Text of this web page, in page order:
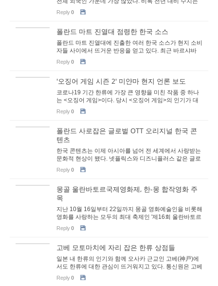
다소 감소했으나, 2021년과 2022년을 제외한 201...
Reply0
폴란드 마트 진열대 점령한 한국 소스
폴란드 마트 진열대에 진출한 여러 한국 소스가 현지 소비
자들 사이에서 뜨거운 반응을 얻고 있다. 최근 바르샤바
시내 대형 슈퍼마켓을 방문해 보면 김치 소스, ...
Reply0
'오징어 게임 시즌 2' 미얀마 현지 언론 보도
코로나19 기간 한류에 가장 큰 영향을 미친 작품 중 하나
는 <오징어 게임>이다. 당시 <오징어 게임>의 인기가 대
단했던 미얀마에서도 현지 아이들이 한국어로 ...
Reply0
폴란드 사로잡은 글로벌 OTT 오리지널 한국 콘
텐츠
한국 콘텐츠는 이제 아시아를 넘어 전 세계에서 사랑받는
문화적 현상이 됐다. 넷플릭스와 디즈니플러스 같은 글로
벌 OTT 플랫폼은 한국의 드라마, 영화, 다큐멘...
Reply0
몽골 울란바토르국제영화제, 한-몽 합작영화 주
목
지난 10월 16일부터 22일까지 몽골 영화예술인을 비롯해
영화를 사랑하는 모두의 최대 축제인 '제16회 울란바토르
국제영화제(Ulaanbaatar International Film...
Reply0
고베 모토마치에 자리 잡은 한류 상점들
일본 내 한류의 인기와 함께 오사카 근교인 고베(神戸)에
서도 한류에 대한 관심이 뜨거워지고 있다. 통신원은 고베
의 모토마치(元町)에 위치한 한류 상점들의 근...
Reply0